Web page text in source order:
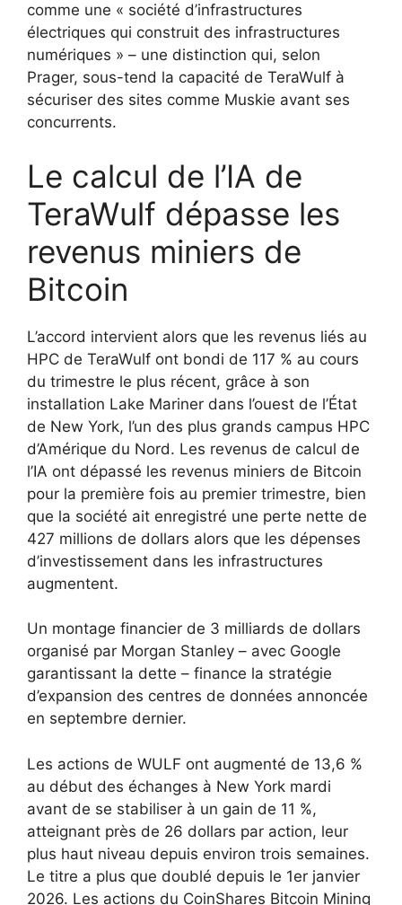
comme une « société d’infrastructures
électriques qui construit des infrastructures
numériques » – une distinction qui, selon
Prager, sous-tend la capacité de TeraWulf à
sécuriser des sites comme Muskie avant ses
concurrents.
Le calcul de l’IA de
TeraWulf dépasse les
revenus miniers de
Bitcoin
L’accord intervient alors que les revenus liés au
HPC de TeraWulf ont bondi de 117 % au cours
du trimestre le plus récent, grâce à son
installation Lake Mariner dans l’ouest de l’État
de New York, l’un des plus grands campus HPC
d’Amérique du Nord. Les revenus de calcul de
l’IA ont dépassé les revenus miniers de Bitcoin
pour la première fois au premier trimestre, bien
que la société ait enregistré une perte nette de
427 millions de dollars alors que les dépenses
d’investissement dans les infrastructures
augmentent.
Un montage financier de 3 milliards de dollars
organisé par Morgan Stanley – avec Google
garantissant la dette – finance la stratégie
d’expansion des centres de données annoncée
en septembre dernier.
Les actions de WULF ont augmenté de 13,6 %
au début des échanges à New York mardi
avant de se stabiliser à un gain de 11 %,
atteignant près de 26 dollars par action, leur
plus haut niveau depuis environ trois semaines.
Le titre a plus que doublé depuis le 1er janvier
2026. Les actions du CoinShares Bitcoin Mining